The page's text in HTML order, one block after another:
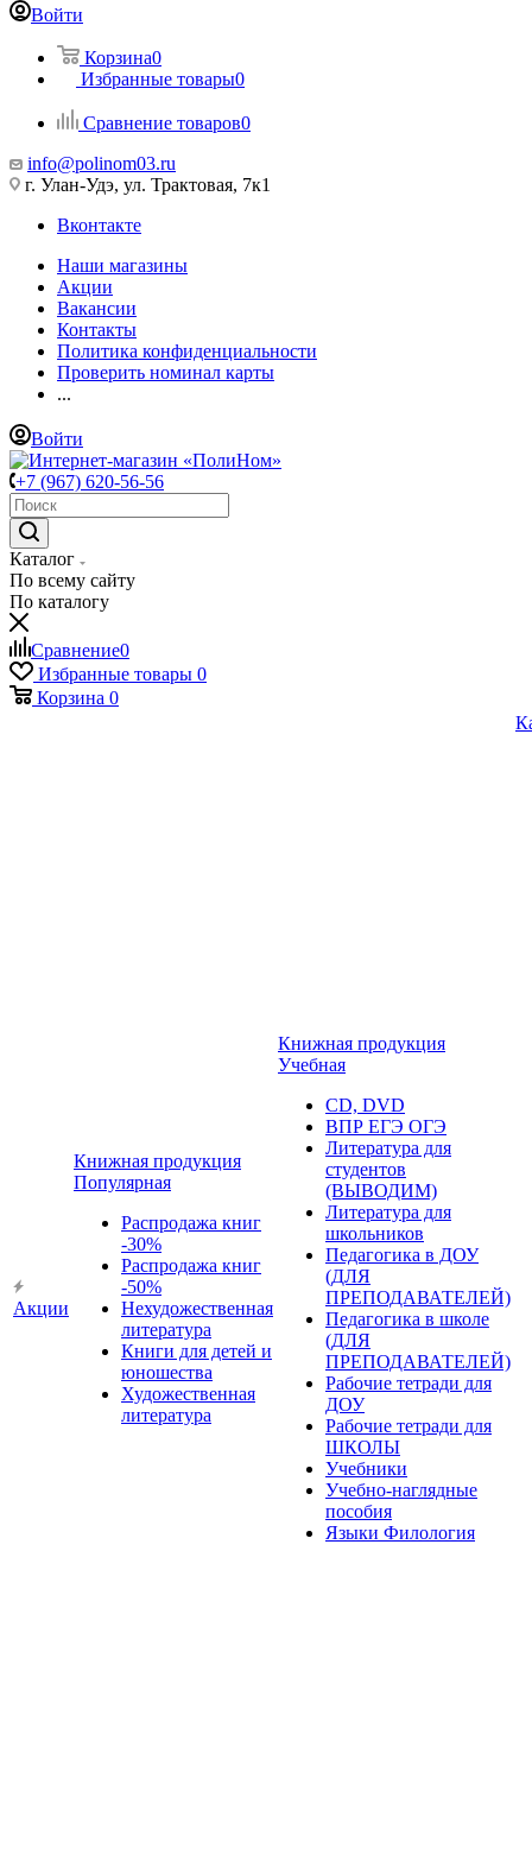
Войти
Корзина0
Избранные товары0
Сравнение товаров0
info@polinom03.ru
г. Улан-Удэ, ул. Трактовая, 7к1
Вконтакте
Наши магазины
Акции
Вакансии
Контакты
Политика конфиденциальности
Проверить номинал карты
...
Войти
+7 (967) 620-56-56
Каталог
По всему сайту
По каталогу
Сравнение0
Избранные товары 0
Корзина 0
Акции
Книжная продукция
Популярная
Распродажа книг
-30%
Распродажа книг
-50%
Нехудожественная
литература
Книги для детей и
юношества
Художественная
литература
Книжная продукция
Учебная
CD, DVD
ВПР ЕГЭ ОГЭ
Литература для
студентов
(ВЫВОДИМ)
Литература для
школьников
Педагогика в ДОУ
(ДЛЯ
ПРЕПОДАВАТЕЛЕЙ)
Педагогика в школе
(ДЛЯ
ПРЕПОДАВАТЕЛЕЙ)
Рабочие тетради для
ДОУ
Рабочие тетради для
ШКОЛЫ
Учебники
Учебно-наглядные
пособия
Языки Филология